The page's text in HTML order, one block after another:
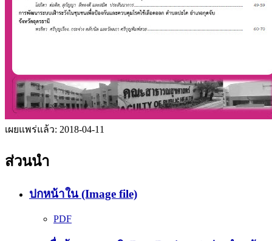
เผยแพร่แล้ว: 2018-04-11
ส่วนนำ
ปกหน้าใน (Image file)
PDF